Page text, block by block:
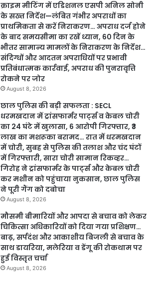
क्राइम मीटिंग में एडिशनल एसपी अनिल सोनी
के सख्त निर्देश—लंबित गंभीर अपराधों का
प्राथमिकता से करें निराकरण… अपराध दर्ज होने
के बाद समयसीमा का रखें ध्यान, 60 दिन के
भीतर सामान्य मामलों के निराकरण के निर्देश…
संदिग्धों और आदतन अपराधियों पर प्रभावी
प्रतिबंधात्मक कार्रवाई, अपराध की पुनरावृत्ति
रोकने पर जोर
August 8, 2026
छाल पुलिस की बड़ी सफलता : SECL
धरमखदान में ट्रांसफार्मर पार्ट्स व केबल चोरी
का 24 घंटे में खुलासा, 6 आरोपी गिरफ्तार, ₹3
लाख का मशरूका बरामद… रात में धरमखदान
में चोरी, सुबह से पुलिस की तलाश और चंद घंटों
में गिरफ्तारी, सारा चोरी सामान रिकव्हर…
गिरोह ने ट्रांसफार्मर के पार्ट्स और केबल चोरी
कर मशीन को पहुंचाया नुकसान, छाल पुलिस
ने पूरी गैंग को दबोचा
August 8, 2026
मौसमी बीमारियों और आपदा से बचाव को लेकर
चिकित्सा अधिकारियों को दिया गया प्रशिक्षण…
बाढ़, सर्पदंश और आकाशीय बिजली से बचाव के
साथ डायरिया, मलेरिया व डेंगू की रोकथाम पर
हुई विस्तृत चर्चा
August 8, 2026